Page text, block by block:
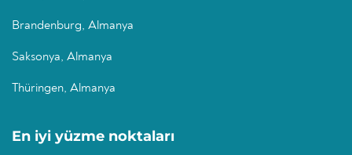
Brandenburg, Almanya
Saksonya, Almanya
Thüringen, Almanya
En iyi yüzme noktaları